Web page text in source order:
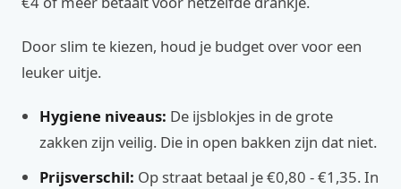
Door slim te kiezen, houd je budget over voor een
leuker uitje.
Hygiene niveaus: De ijsblokjes in de grote
zakken zijn veilig. Die in open bakken zijn dat niet.
Prijsverschil: Op straat betaal je €0,80 - €1,35. In